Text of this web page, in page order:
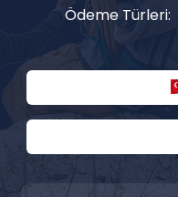
Ödeme Türleri: